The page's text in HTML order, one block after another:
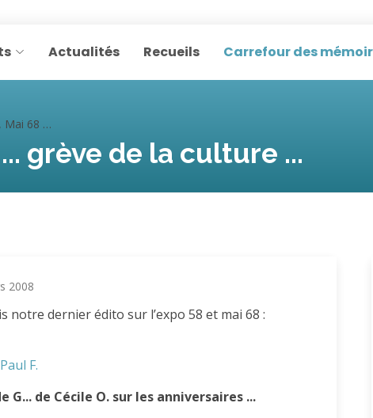
Actualités Recueils Carrefour des
de la culture ...
grève de la culture ...
2008
notre dernier édito sur l’expo 58 et mai 68 :
F.
G... de Cécile O. sur les anniversaires ...